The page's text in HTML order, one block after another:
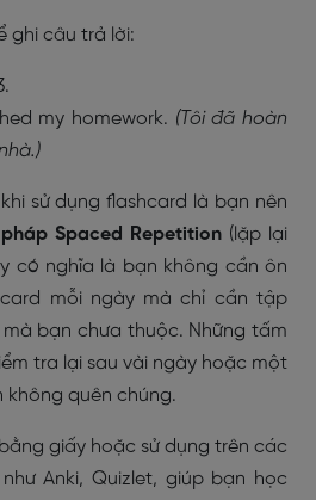
ghi câu trả lời:
my homework. (Tôi đã hoàn
sử dụng flashcard là bạn nên
Spaced Repetition (lặp lại
có nghĩa là bạn không cần ôn
mỗi ngày mà chỉ cần tập
bạn chưa thuộc. Những tấm
tra lại sau vài ngày hoặc một
quên chúng.
giấy hoặc sử dụng trên các
Anki, Quizlet, giúp bạn học